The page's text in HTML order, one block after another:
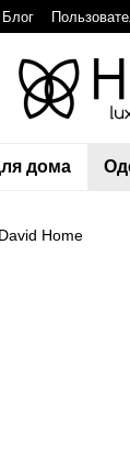
Блог
дома